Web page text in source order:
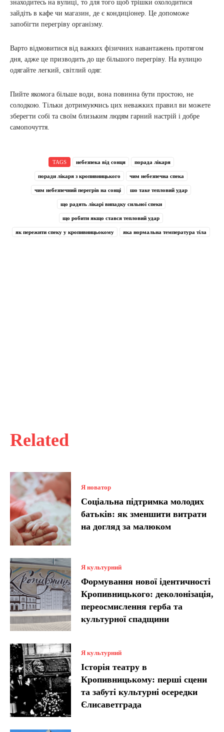
Related
Я новатор
Соціальна підтримка молодих
батьків: як зменшити витрати
на догляд за малюком
Я культурний
Формування нової ідентичності
Кропивницького: деколонізація,
переосмислення герба та
культурної спадщини
Я культурний
Історія театру в
Кропивницькому: перші сцени
та забуті культурні осередки
Єлисаветграда
знаходитесь на вулиці, то для того щоб трішки охолодитися
зайдіть в кафе чи магазин, де є кондиціонер. Це допоможе
запобігти перегріву організму.
Варто відмовитися від важких фізичних навантажень протягом
дня, адже це призводить до ще більшого перегріву. На вулицю
одягайте легкий, світлий одяг.
Пийте якомога більше води, вона повинна бути простою, не
солодкою. Тільки дотримуючись цих неважких правил ви можете
зберегти собі та своїм близьким людям гарний настрій і добре
самопочуття.
TAGS небезпека від сонця порада лікаря
поради лікаря з кропивницького чим небезпечна спека
чим небезпечний перегрів на сонці шо таке тепловий удар
що радять лікарі випадку сильної спеки
що робити якщо стався тепловий удар
як пережити спеку у кропивницьокому яка нормальна температура тіла